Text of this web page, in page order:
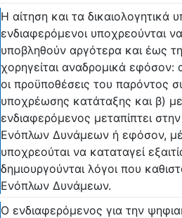
Η αίτηση και τα δικαιολογητικά
ενδιαφερόμενοι υποχρεούνται
υποβληθούν αργότερα και έως
χορηγείται αναδρομικά εφόσον:
οι προϋποθέσεις του παρόντος
υποχρέωσης κατάταξης και β)
ενδιαφερόμενος μεταπίπτει
Ενόπλων Δυνάμεων ή εφόσον,
υποχρεούται να καταταγεί
δημιουργούνται λόγοι που
Ενόπλων Δυνάμεων.
Ο ενδιαφερόμενος για την